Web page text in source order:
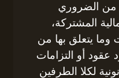
من الضروري
المشتركة،
وما يتعلق بها من
عقود أو التزامات
لكلا الطرفين